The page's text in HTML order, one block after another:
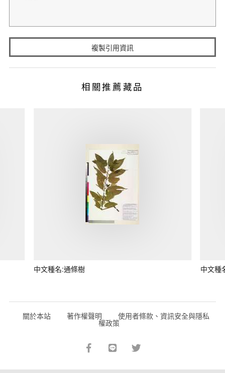
複製引用資訊
相關推薦藏品
中文種名:通條樹 中文種
關於本站 著作權聲明 使用者條款、資訊安全與隱私
權政策